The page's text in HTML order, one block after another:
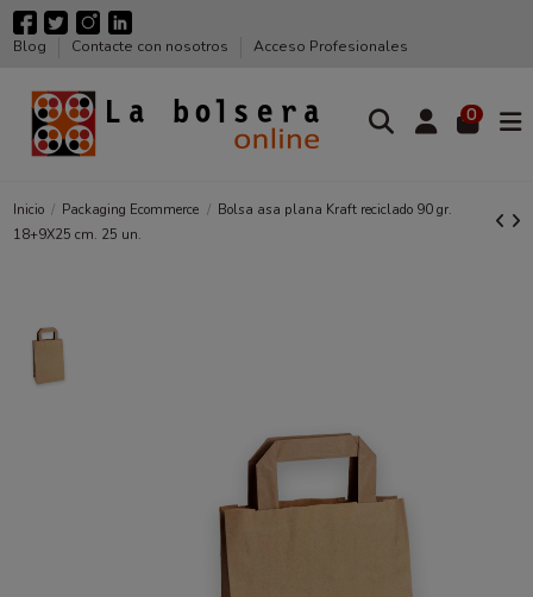
Blog Contacte con nosotros Acceso Profesionales
0
Inicio Packaging Ecommerce
Bolsa asa plana Kraft reciclado 90 gr.
18+9X25 cm. 25 un.